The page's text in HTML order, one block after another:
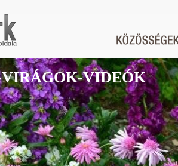
VIDEÓK